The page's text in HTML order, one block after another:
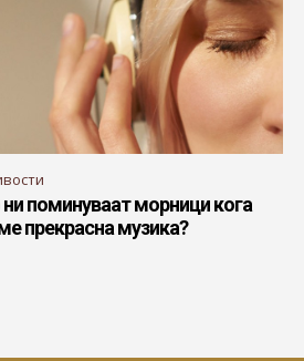
поминуваат морници кога
прекрасна музика?